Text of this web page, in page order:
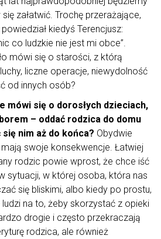
załatwić. Trochę przerażające,
kiedyś Terencjusz:
co ludzkie nie jest mi obce”.
mówi się o starości, z którą
liczne operacje, niewydolność
od innych osób?
mówi się o dorosłych dzieciach,
– oddać rodzica do domu
nim aż do końca? Obydwie
swoje konsekwencje. Łatwiej
rodzic powie wprost, że chce iść
sytuacji, w której osoba, która nas
się bliskimi, albo kiedy po prostu,
na to, żeby skorzystać z opieki
drogie i często przekraczają
rodzica, ale również